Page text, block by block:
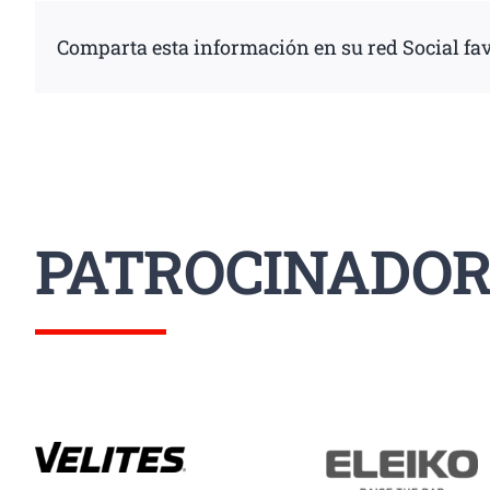
Comparta esta información en su red Social